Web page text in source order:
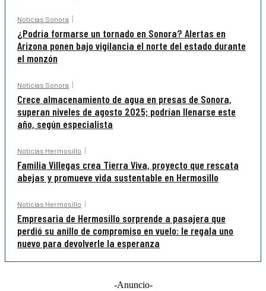
Noticias Sonora
¿Podría formarse un tornado en Sonora? Alertas en
Arizona ponen bajo vigilancia el norte del estado durante
el monzón
Noticias Sonora
Crece almacenamiento de agua en presas de Sonora,
superan niveles de agosto 2025; podrían llenarse este
año, según especialista
Noticias Hermosillo
Familia Villegas crea Tierra Viva, proyecto que rescata
abejas y promueve vida sustentable en Hermosillo
Noticias Hermosillo
Empresaria de Hermosillo sorprende a pasajera que
perdió su anillo de compromiso en vuelo: le regala uno
nuevo para devolverle la esperanza
-Anuncio-